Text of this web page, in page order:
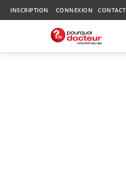
INSCRIPTION CONNEXION CONTACT